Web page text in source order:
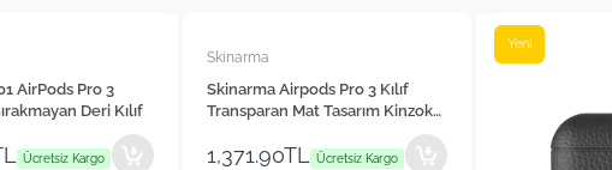
AirPods Pro 3
Deri Kılıf
Ücretsiz Kargo
Skinarma
Skinarma Airpods Pro 3 Kılıf
Transparan Mat Tasarım Kinzoku
1,371.90TL Ücretsiz Kargo
Yeni